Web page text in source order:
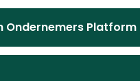
Ondernemers Platform